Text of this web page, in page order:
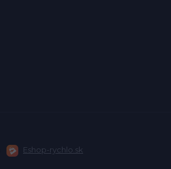
Eshop-rychlo.sk